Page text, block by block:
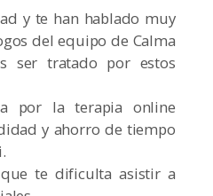
y te han hablado muy
del equipo de Calma
ser tratado por estos
por la terapia online
y ahorro de tiempo
te dificulta asistir a